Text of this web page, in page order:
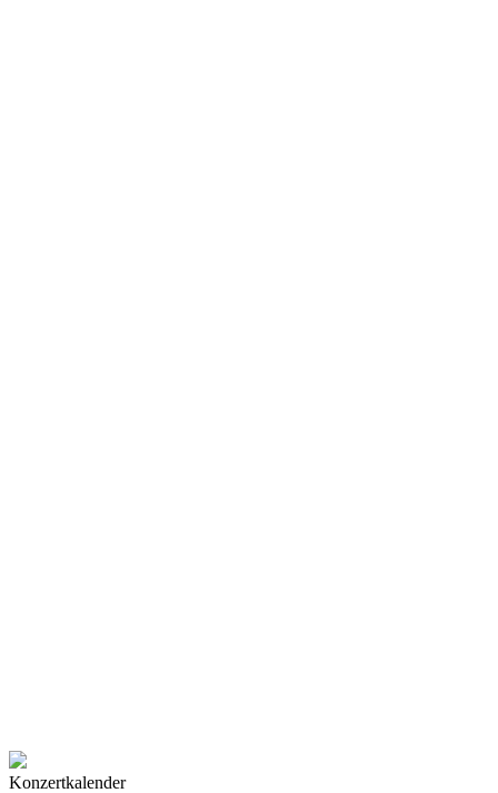
Konzertkalender